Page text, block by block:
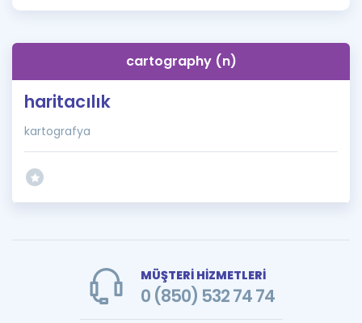
İngilizce Gramercartography (n)
haritacılık
kartografya
MÜŞTERİ HİZMETLERİ
0 (850) 532 74 74